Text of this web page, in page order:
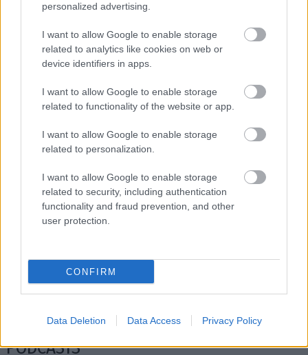
personalized advertising.
I want to allow Google to enable storage
related to analytics like cookies on web or
device identifiers in apps.
I want to allow Google to enable storage
related to functionality of the website or app.
I want to allow Google to enable storage
related to personalization.
I want to allow Google to enable storage
related to security, including authentication
functionality and fraud prevention, and other
user protection.
CONFIRM
Data Deletion Data Access Privacy Policy
Διαβάστε επίσης
Γερμανίας βρίσκεται σε κρίση. Τι θα χρειαστεί
για να διορθωθεί;
τους
PODCASTS